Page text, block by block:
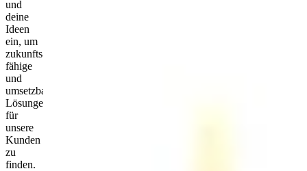
und
deine
Ideen
ein, um
zukunfts­
fähige
und
umsetzbare
Lösungen
für
unsere
Kunden
zu
finden.